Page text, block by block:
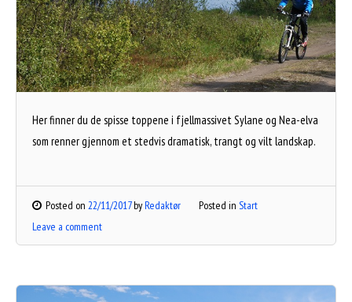
Her finner du de spisse toppene i fjellmassivet Sylane og Nea-elva
som renner gjennom et stedvis dramatisk, trangt og vilt landskap.
Posted on 22/11/2017byRedaktør Posted in Start
Leave a comment